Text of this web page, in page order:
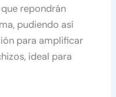
que repondrán
pudiendo así
para amplificar
ideal para